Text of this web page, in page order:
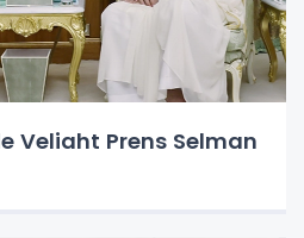
Veliaht Prens Selman